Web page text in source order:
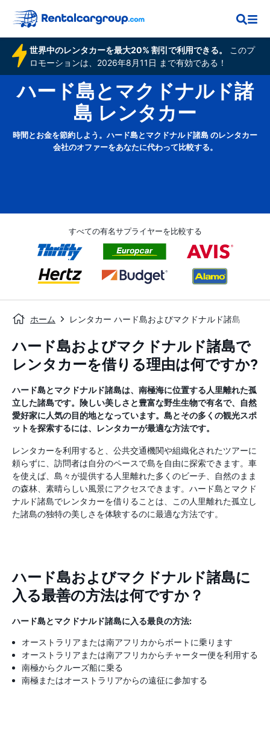
世界中のレンタカーを最大20% 割引で利用できる。
このプ
ロモーションは、2026年8月11日 まで有効である！
ハード島とマクドナルド諸
島 レンタカー
時間とお金を節約しよう。ハード島とマクドナルド諸島 のレンタカー
会社のオファーをあなたに代わって比較する。
すべての有名サプライヤーを比較する
ホーム レンタカー ハード島およびマクドナルド諸島
ハード島およびマクドナルド諸島で
レンタカーを借りる理由は何ですか?
ハード島とマクドナルド諸島は、南極海に位置する人里離れた孤
立した諸島です。険しい美しさと豊富な野生生物で有名で、自然
愛好家に人気の目的地となっています。島とその多くの観光スポ
ットを探索するには、レンタカーが最適な方法です。
レンタカーを利用すると、公共交通機関や組織化されたツアーに
頼らずに、訪問者は自分のペースで島を自由に探索できます。車
を使えば、島々が提供する人里離れた多くのビーチ、自然のまま
の森林、素晴らしい風景にアクセスできます。ハード島とマクド
ナルド諸島でレンタカーを借りることは、この人里離れた孤立し
た諸島の独特の美しさを体験するのに最適な方法です。
ハード島およびマクドナルド諸島に
入る最善の方法は何ですか？
ハード島とマクドナルド諸島に入る最良の方法:
オーストラリアまたは南アフリカからボートに乗ります
オーストラリアまたは南アフリカからチャーター便を利用する
南極からクルーズ船に乗る
南極またはオーストラリアからの遠征に参加する